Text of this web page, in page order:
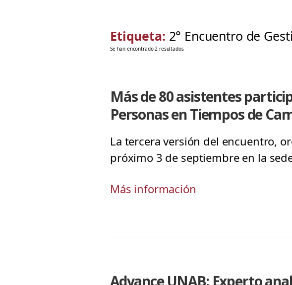
Etiqueta: 2° Encuentro de
Se han encontrado 2 resultados
Más de 80 asistentes
Personas en Tiempos de
La tercera versión del encuentro,
próximo 3 de septiembre en la
Más información
Advance UNAB: Experto